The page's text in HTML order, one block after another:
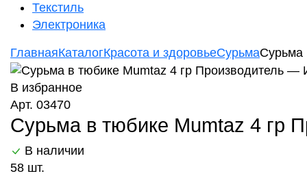
Текстиль
Электроника
ГлавнаяКаталогКрасота и здоровьеСурьмаСурьма
В избранное
Арт. 03470
Сурьма в тюбике Mumtaz 4 гр
В наличии
58 шт.